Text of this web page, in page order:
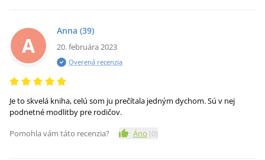
A
Anna (39)
20. februára 2023
Overená recenzia
Je to skvelá kniha, celú som ju prečítala jedným dychom. Sú v nej
podnetné modlitby pre rodičov.
Pomohla vám táto recenzia?
Áno (0)